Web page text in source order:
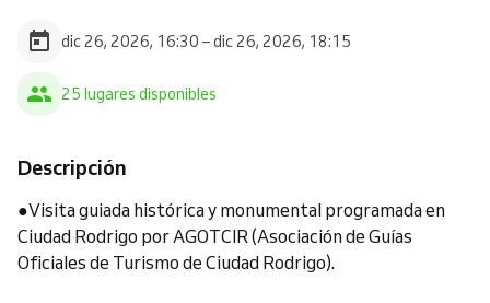
dic 26, 2026, 16:30 – dic 26, 2026, 18:15
25 lugares disponibles
Descripción
●Visita guiada histórica y monumental programada en
Ciudad Rodrigo por AGOTCIR (Asociación de Guías
Oficiales de Turismo de Ciudad Rodrigo).